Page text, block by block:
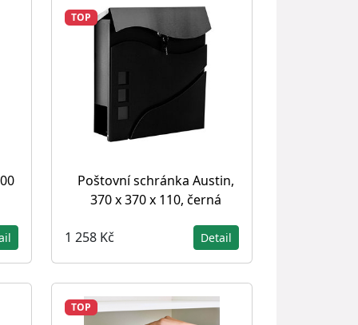
TOP
Poštovní schránka Austin,
370 x 370 x 110, černá
1 258 Kč Detail
TOP